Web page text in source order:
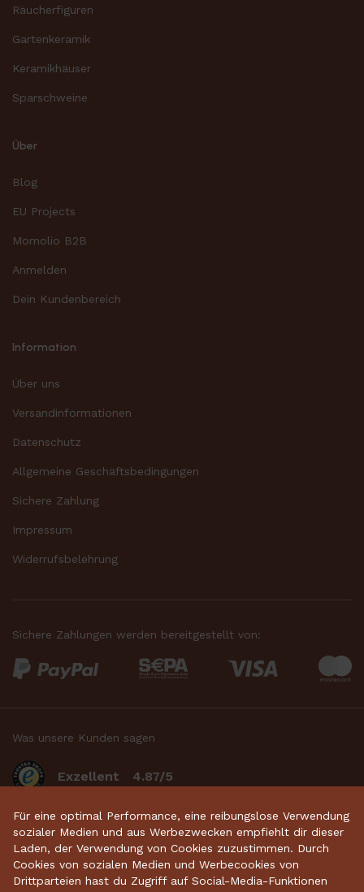
Räucherfiguren
Gartenkeramik
Keramikhäuser
Sparschweine
Über
Blog
EU Projects
Momolio B2B
Anmelden
Dein Kundenbereich
Information
Über uns
Versandinformationen
Datenschutz
Allgemeine Geschäftsbedingungen
Sichere Zahlung
Impressum
Widerrufsbelehrung
Sichere Zahlungen werden bereitgestellt von:
Was unsere Kunden sagen
Exzellent 4.87/5
basierend auf 2633bewertungen.
Startseite • Keramikdeko • Gartenkeramik •
Für eine optimal Performance, eine reibungslose Verwendung
sozialer Medien und aus Werbezwecken empfiehlt dir dieser
Laden, der Verwendung von Cookies zuzustimmen. Durch
Cookies von sozialen Medien und Werbecookies von
Drittparteien hast du Zugriff auf Social-Media-Funktionen